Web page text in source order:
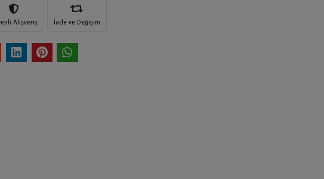
Alışveriş İade ve Değişim